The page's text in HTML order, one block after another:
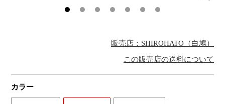
販売店：SHIROHATO（白鳩）
この販売店の送料について
カラー